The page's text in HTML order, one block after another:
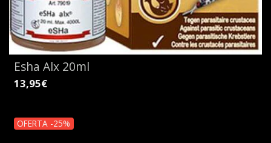
Esha Alx 20ml
13,95€
OFERTA -25%